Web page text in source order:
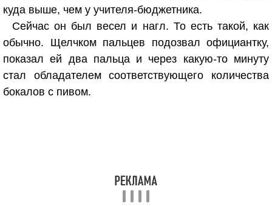
куда выше, чем у учителя-бюджетника.
Сейчас он был весел и нагл. То есть такой, как
обычно. Щелчком пальцев подозвал официантку,
показал ей два пальца и через какую-то минуту
стал обладателем соответствующего количества
бокалов с пивом.